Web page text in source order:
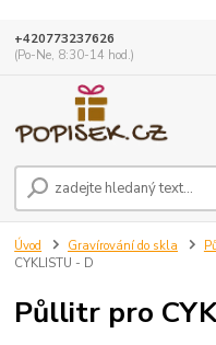
+420773237626
(Po-Ne, 8:30-14 hod.)
Úvod Gravírování do skla
CYKLISTU - D
Půllitr pro